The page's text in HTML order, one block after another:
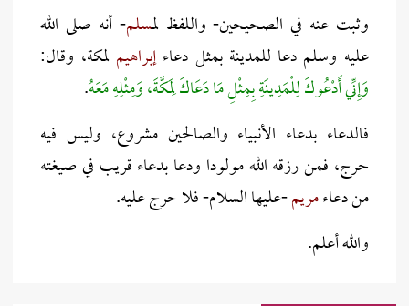
وثبت عنه في الصحيحين- واللفظ لمسلم- أنه صلى الله
عليه وسلم دعا للمدينة بمثل دعاءإبراهيم لمكة، وقال:
وَإِنِّي أَدْعُوكَ لِلْمَدِينَةِ بِمِثْلِ مَا دَعَاكَ لِمَكَّةَ، وَمِثْلِهِ مَعَهُ.
فالدعاء بدعاء الأنبياء والصالحين مشروع، وليس فيه
حرج، فمن رزقه الله مولودا ودعا بدعاء قريب في صيغته
من دعاءمريم-عليها السلام- فلا حرج عليه.
والله أعلم.